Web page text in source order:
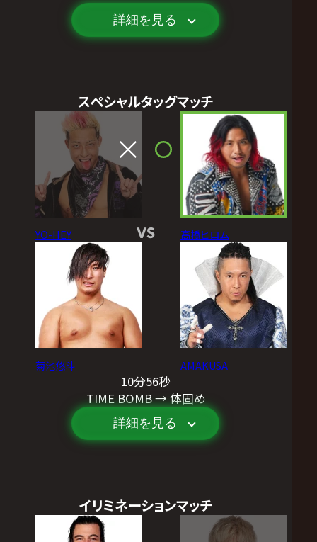
詳細を見る
スペシャルタッグマッチ
YO-HEY
菊池悠斗
VS 高橋ヒロム
AMAKUSA
10分56秒
TIME BOMB → 体固め
詳細を見る
イリミネーションマッチ